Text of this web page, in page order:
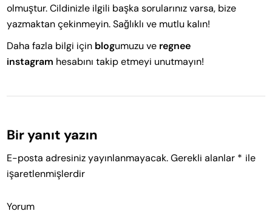
olmuştur. Cildinizle ilgili başka sorularınız varsa, bize
yazmaktan çekinmeyin. Sağlıklı ve mutlu kalın!
Daha fazla bilgi için blogumuzu ve regnee
instagram hesabını takip etmeyi unutmayın!
Bir yanıt yazın
E-posta adresiniz yayınlanmayacak. Gerekli alanlar * ile
işaretlenmişlerdir
Yorum